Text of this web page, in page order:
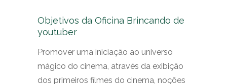
Objetivos da Oficina Brincando de
youtuber
Promover uma iniciação ao universo
mágico do cinema, através da exibição
dos primeiros filmes do cinema, noções